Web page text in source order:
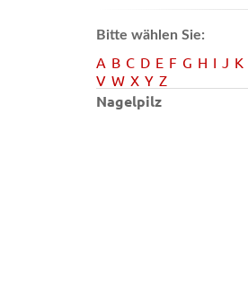
Bitte wählen Sie:
A B C D E F G H I J K
V W X Y Z
Nagelpilz